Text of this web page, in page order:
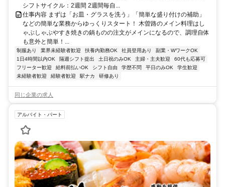
シフトサイクル：2週間 2週間毎自...
仕事内容 まずは「お皿・グラスを洗う」「簡単な盛り付けの補助」
などの簡単な業務からゆっくりスタート！ 木曽路のメイン料理はし
ゃぶしゃぶやすき焼きの鍋ものの注文がメインになるので、調理自体
も意外と簡単！...
制服あり 業界未経験者歓迎 扶養内勤務OK 社員登用あり
副業・WワークOK
1日4時間以内OK
隔週シフト提出 土日祝のみOK 主婦・主夫歓迎
60代も応募可
フリーター歓迎
給料前払いOK シフト自由 学歴不問 平日のみOK
学生歓迎
未経験者歓迎
経験者歓迎 駅ナカ 研修あり
同じ企業の求人
アルバイト・パート